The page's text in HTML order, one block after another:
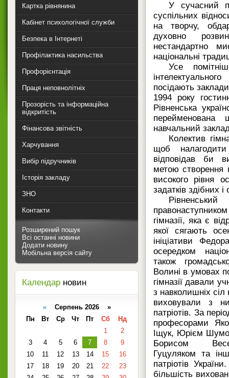
У сучасний
суспільних
на творчу,
духовно
нестандартно
національні
Усе
посідають
1994 року
Рівненська
перейменована
навчальний
Колектив
щоб
відповідав би
метою створення
високого рівня
задатків здібних
гімназії, яка є
якої сягають
ініціативи
осередком
також
Волині в умовах
гімназії давали
з навколишніх
виховували з
патріотів. За
професорами
Іщук, Юрієм
Борисом
Гуцуляком та
патріотів
більшість
Картка рівнянина
Кабінет психологічної служби
Безпека в Інтернеті
Профілактика насильства
Профорієнтація
Праця неповнолітніх
Прозорість та інформаційна
відкритість
Фінансова звітність
Харчування
Вибір підручників
Історія закладу
ЗНО
Контакти
Розширений пошук
Всі останні новини
Додати новину
Мобільна версія сайту
Календар новин
«Серпень 2026 »
Пн
Вт Ср Чт Пт Сб
Нд
1
2
3
4 5 6 7 8
9
10
11 12 13 14 15
16
17
18 19 20 21 22
23